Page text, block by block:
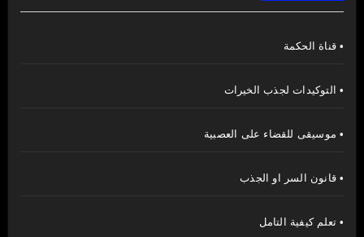
• قناة الحكمة
• التوكيدات لجذب الخيرات
• موسيقى للقضاء على العصبية
• قانون السر او الجذب
• تعلم كيفية التامل